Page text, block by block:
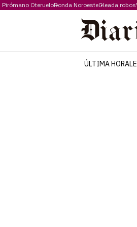
Pirómano OterueloRonda NoroesteOleada robos
ÚLTIMA HORA